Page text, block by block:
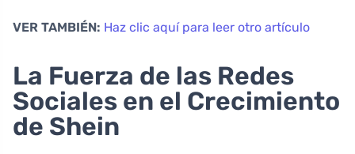
VER TAMBIÉN: Haz clic aquí para leer otro artículo
La Fuerza de las Redes
Sociales en el Crecimiento
de Shein